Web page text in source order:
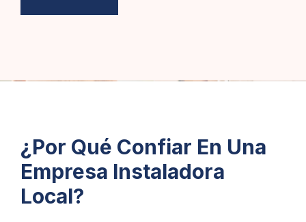
¿Por Qué Confiar En Una
Empresa Instaladora
Local?